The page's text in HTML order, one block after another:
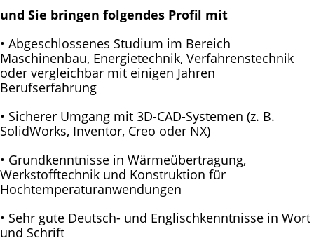
und Sie bringen folgendes Profil mit
• Abgeschlossenes Studium im Bereich
Maschinenbau, Energietechnik, Verfahrenstechnik
oder vergleichbar mit einigen Jahren
Berufserfahrung
• Sicherer Umgang mit 3D-CAD-Systemen (z. B.
SolidWorks, Inventor, Creo oder NX)
• Grundkenntnisse in Wärmeübertragung,
Werkstofftechnik und Konstruktion für
Hochtemperaturanwendungen
• Sehr gute Deutsch- und Englischkenntnisse in Wort
und Schrift